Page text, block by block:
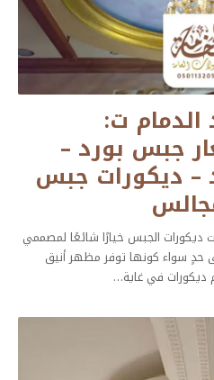
ت:
اسعار جبس بورد –
– ديكورات جبس
الجبس خيارًا شائعًا لمصممي
حدٍ سواء كونها توفر مظهر أنيق
في غاية…